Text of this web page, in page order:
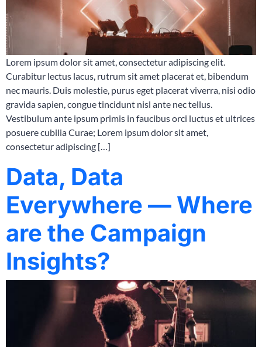
Lorem ipsum dolor sit amet, consectetur adipiscing elit.
Curabitur lectus lacus, rutrum sit amet placerat et, bibendum
nec mauris. Duis molestie, purus eget placerat viverra, nisi odio
gravida sapien, congue tincidunt nisl ante nec tellus.
Vestibulum ante ipsum primis in faucibus orci luctus et ultrices
posuere cubilia Curae; Lorem ipsum dolor sit amet,
consectetur adipiscing […]
Data, Data
Everywhere — Where
are the Campaign
Insights?